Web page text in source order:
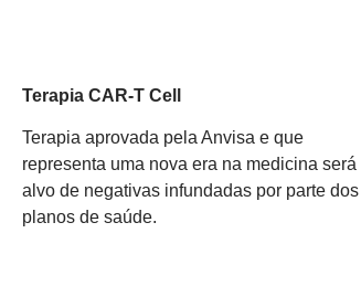
Terapia CAR-T Cell
Terapia aprovada pela Anvisa e que
representa uma nova era na medicina será
alvo de negativas infundadas por parte dos
planos de saúde.